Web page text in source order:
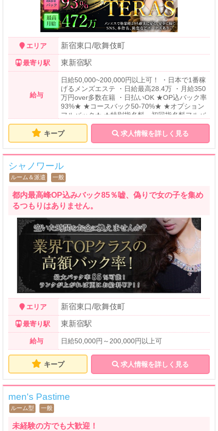
エリア 新宿東口/歌舞伎町
最寄り駅 東新宿駅
給与
日給50,000~200,000円以上可！ ・日本で1番稼
げるメンズエステ ・日給最高28.4万 ・月給350
万円over多数在籍 ・日払いOK ★OP込バック率
93%★ ★コースバック50-70%★ ★オプション
フルバック★ ★特別指名料・初回指名料フルバ
ック★ ★姫予約、本指名なら更に+1,000~2,00
0円★
キープ 求人情報を詳しく見る
シャノワール
ルーム＆派遣 一般
都内最高峰OP込みバック85％嘘、偽りで女の子を集め
るつもりはありません。
エリア 新宿東口/歌舞伎町
最寄り駅 東新宿駅
給与 日給50,000円～200,000円以上可
キープ 求人情報を詳しく見る
men's Pastime
ルーム型 一般
未経験の方でも大歓迎！